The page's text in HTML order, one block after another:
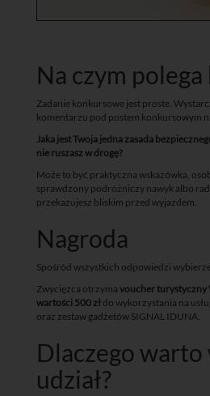
Na czym
Zadanie konkursowe jest proste.
komentarzu pod postem konkursowym
Jaka jest Twoja jedna zasada
nie ruszasz w drogę?
Może to być praktyczna wskazówka,
sprawdzony podróżniczy nawyk albo
przekazujesz bliskim przed wyjazdem.
Nagroda
Spośród wszystkich odpowiedzi
Zwycięzca otrzyma voucher turystyczny
wartości 500 zł do wykorzystania na
oraz zestaw gadżetów SIGNAL IDUNA.
Dlaczego warto
udział?